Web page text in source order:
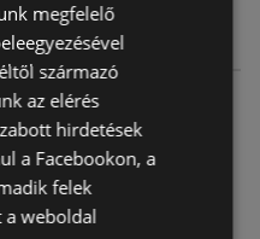
megfelelő
származó
az elérés
hirdetések
a Facebookon, a
felek
a weboldal